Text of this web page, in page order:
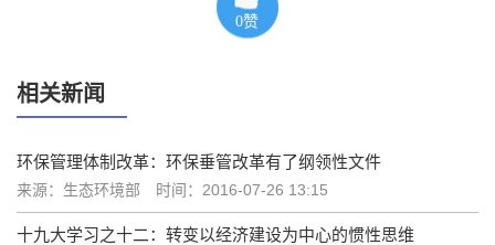
0赞
相关新闻
环保管理体制改革：环保垂管改革有了纲领性文件
来源：生态环境部 时间：2016-07-26 13:15
十九大学习之十二：转变以经济建设为中心的惯性思维